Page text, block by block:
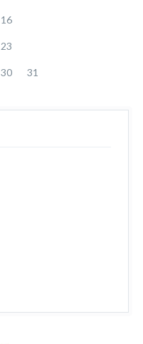
16
23
30 31